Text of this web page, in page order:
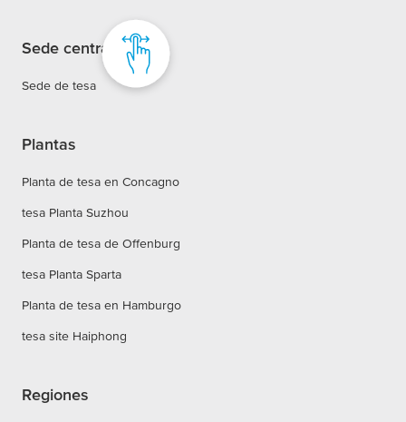
Sede central
Sede de tesa
Plantas
Planta de tesa en Concagno
tesa Planta Suzhou
Planta de tesa de Offenburg
tesa Planta Sparta
Planta de tesa en Hamburgo
tesa site Haiphong
Regiones